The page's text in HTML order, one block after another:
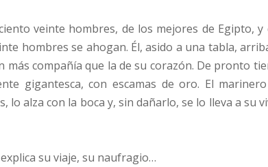
veinte hombres, de los mejores de Egipto, y
hombres se ahogan. Él, asido a una tabla,
más compañía que la de su corazón. De pronto
gigantesca, con escamas de oro. El
alza con la boca y, sin dañarlo, se lo lleva a su
su viaje, su naufragio…